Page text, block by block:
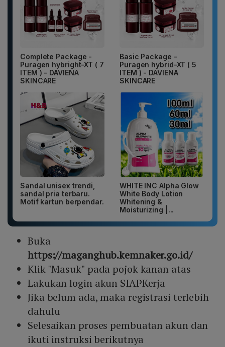
Complete Package -
Puragen hybright-XT ( 7
ITEM ) - DAVIENA
SKINCARE
Basic Package -
Puragen hybrid-XT ( 5
ITEM ) - DAVIENA
SKINCARE
Sandal unisex trendi,
sandal pria terbaru.
Motif kartun berpendar.
WHITE INC Alpha Glow
White Body Lotion
Whitening &
Moisturizing |...
Buka
https://maganghub.kemnaker.go.id/
Klik "Masuk" pada pojok kanan atas
Lakukan login akun SIAPKerja
Jika belum ada, maka registrasi terlebih
dahulu
Selesaikan proses pembuatan akun dan
ikuti instruksi berikutnya